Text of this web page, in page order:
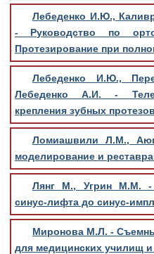
Лебеденко И.Ю.,
- Руководство по
Протезирование при
Лебеденко И.Ю.,
Лебеденко А.И. -
крепления зубных
Ломиашвили Л.М.,
моделирование и
Лянг М., Угрин М.М. -
синус-лифта до синус-
Миронова М.Л. -
для медицинских училищ